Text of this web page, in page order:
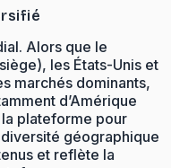
Alors que le
les États-Unis et
marchés dominants,
d’Amérique
la plateforme pour
géographique
et reflète la